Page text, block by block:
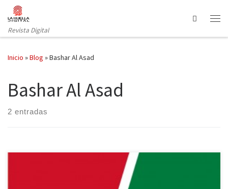
Saltar al contenido
Revista Digital
Search
Inicio »Blog »Bashar Al Asad
Bashar Al Asad
2 entradas